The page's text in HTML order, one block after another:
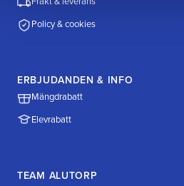
Policy & cookies
ERBJUDANDEN & INFO
Mängdrabatt
Elevrabatt
TEAM ALUTORP